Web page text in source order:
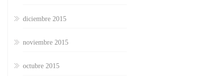
diciembre 2015
noviembre 2015
octubre 2015